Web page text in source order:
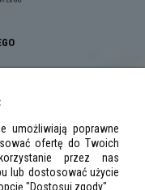
umożliwiają poprawne
ofertę do Twoich
przez nas
lub dostosować użycie
"Dostosuj zgody".